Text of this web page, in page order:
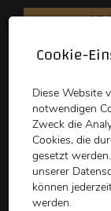
VOD
schikaneder
Cookie-
Diese Website
notwendigen
Zweck die
Cookies, die
gesetzt
unserer
können
werden.